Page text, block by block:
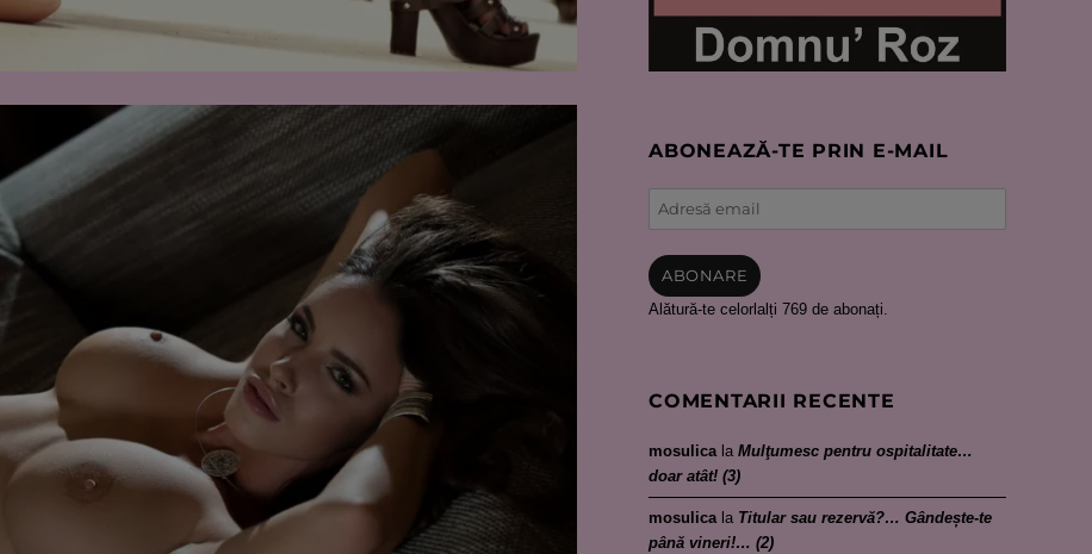
ABONEAZĂ-TE PRIN E-MAIL
Adresă
email
ABONARE
Alătură-te celorlalți 769 de abonați.
COMENTARII RECENTE
mosulicala Mulţumesc pentru ospitalitate…
doar atât! (3)
mosulicala Titular sau rezervă?… Gândește-te
până vineri!… (2)